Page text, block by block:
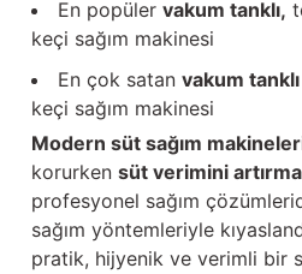
En popüler vakum tanklı,
keçi sağım makinesi
En çok satan vakum tanklı
keçi sağım makinesi
Modern süt sağım
korurken süt verimini
profesyonel sağım
sağım yöntemleriyle
pratik, hijyenik ve verimli bir